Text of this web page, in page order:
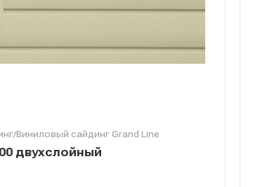
Виниловый сайдинг Grand Line
двухслойный